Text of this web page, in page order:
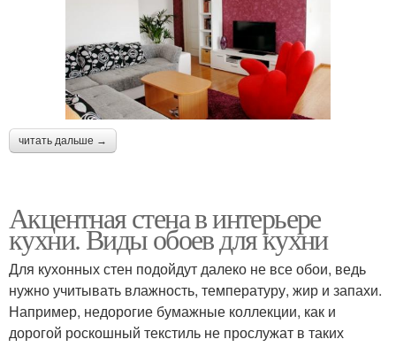
читать дальше →
Акцентная стена в интерьере
кухни. Виды обоев для кухни
Для кухонных стен подойдут далеко не все обои, ведь
нужно учитывать влажность, температуру, жир и запахи.
Например, недорогие бумажные коллекции, как и
дорогой роскошный текстиль не прослужат в таких